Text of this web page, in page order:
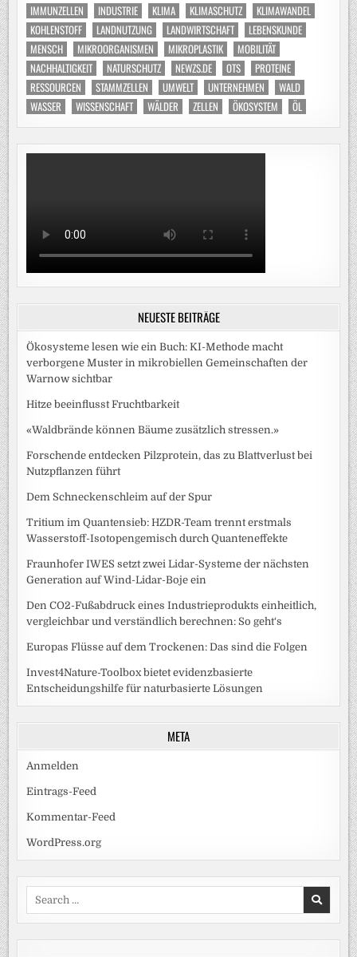
IMMUNZELLEN INDUSTRIE KLIMA KLIMASCHUTZ
KLIMAWANDEL
KOHLENSTOFF
LANDNUTZUNG LANDWIRTSCHAFT
LEBENSKUNDE
MENSCH
MIKROORGANISMEN MIKROPLASTIK
MOBILITÄT
NACHHALTIGKEIT
NATURSCHUTZ NEWZS.DE OTS
PROTEINE
RESSOURCEN
STAMMZELLEN UMWELT UNTERNEHMEN
WALD
WASSER
WISSENSCHAFT WÄLDER ZELLEN ÖKOSYSTEM ÖL
NEUESTE BEITRÄGE
Ökosysteme lesen wie ein Buch: KI-Methode macht
verborgene Muster in mikrobiellen Gemeinschaften der
Warnow sichtbar
Hitze beeinflusst Fruchtbarkeit
«Waldbrände können Bäume zusätzlich stressen.»
Forschende entdecken Pilzprotein, das zu Blattverlust bei
Nutzpflanzen führt
Dem Schneckenschleim auf der Spur
Tritium im Quantensieb: HZDR-Team trennt erstmals
Wasserstoff-Isotopengemisch durch Quanteneffekte
Fraunhofer IWES setzt zwei Lidar-Systeme der nächsten
Generation auf Wind-Lidar-Boje ein
Den CO2-Fußabdruck eines Industrieprodukts einheitlich,
vergleichbar und verständlich berechnen: So geht‘s
Europas Flüsse auf dem Trockenen: Das sind die Folgen
Invest4Nature-Toolbox bietet evidenzbasierte
Entscheidungshilfe für naturbasierte Lösungen
META
Anmelden
Eintrags-Feed
Kommentar-Feed
WordPress.org
Search